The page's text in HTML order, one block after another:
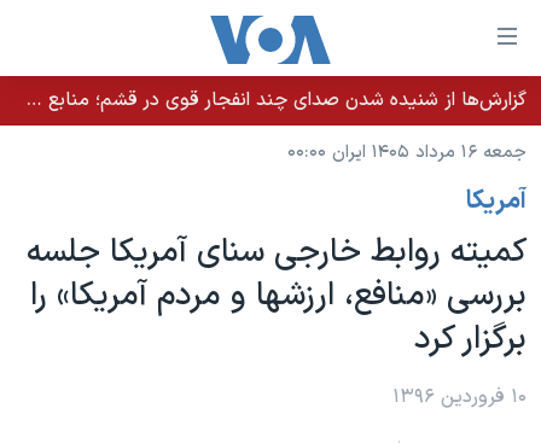
لینکهای
قابل
دسترسی
جهش
محتوای
اصلی
جهش
به
صفحه
جهش
خانه
نسخه سبک وب‌سایت
موضوع ها
ایران
آمریکا
جهان
ورزشی
برنامه های تلویزیونی
جدول برنامه ها
صفحه‌های ویژه
جام جهانی ۲۰۲۶
فرکانس‌های صدای آمریکا
پخش رادیویی
گزارش‌ها از شنیده شدن صدای چند انفجار قوی در قشم؛ منابع حکومتی می‌گویند درگیری در تنگه هرمز بود
جمعه ۱۶ مرداد ۱۴۰۵ ایران ۰۰:۰۰
آمريکا
کمیته روابط خارجی سنای آمریکا جلسه
بررسی «منافع، ارزشها و مردم آمریکا» را
برگزار کرد
۱۰ فروردین ۱۳۹۶